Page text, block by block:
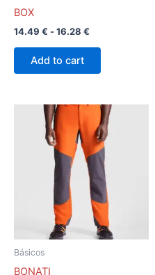
BOX
14.49 € -16.28 €
Add to cart
página
de
Básicos
BONATI
Este
producto
tiene
múltiples
variantes.
Las
opciones
se